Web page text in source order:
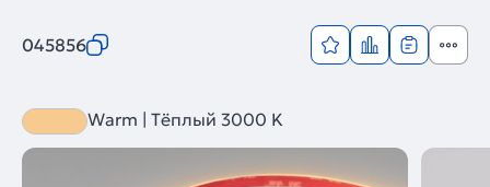
045856
Warm | Тёплый 3000 K